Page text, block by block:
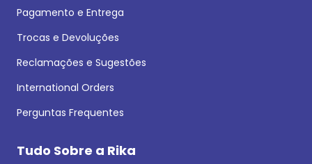
Pagamento e Entrega
Trocas e Devoluções
Reclamações e Sugestões
International Orders
Perguntas Frequentes
Tudo Sobre a Rika